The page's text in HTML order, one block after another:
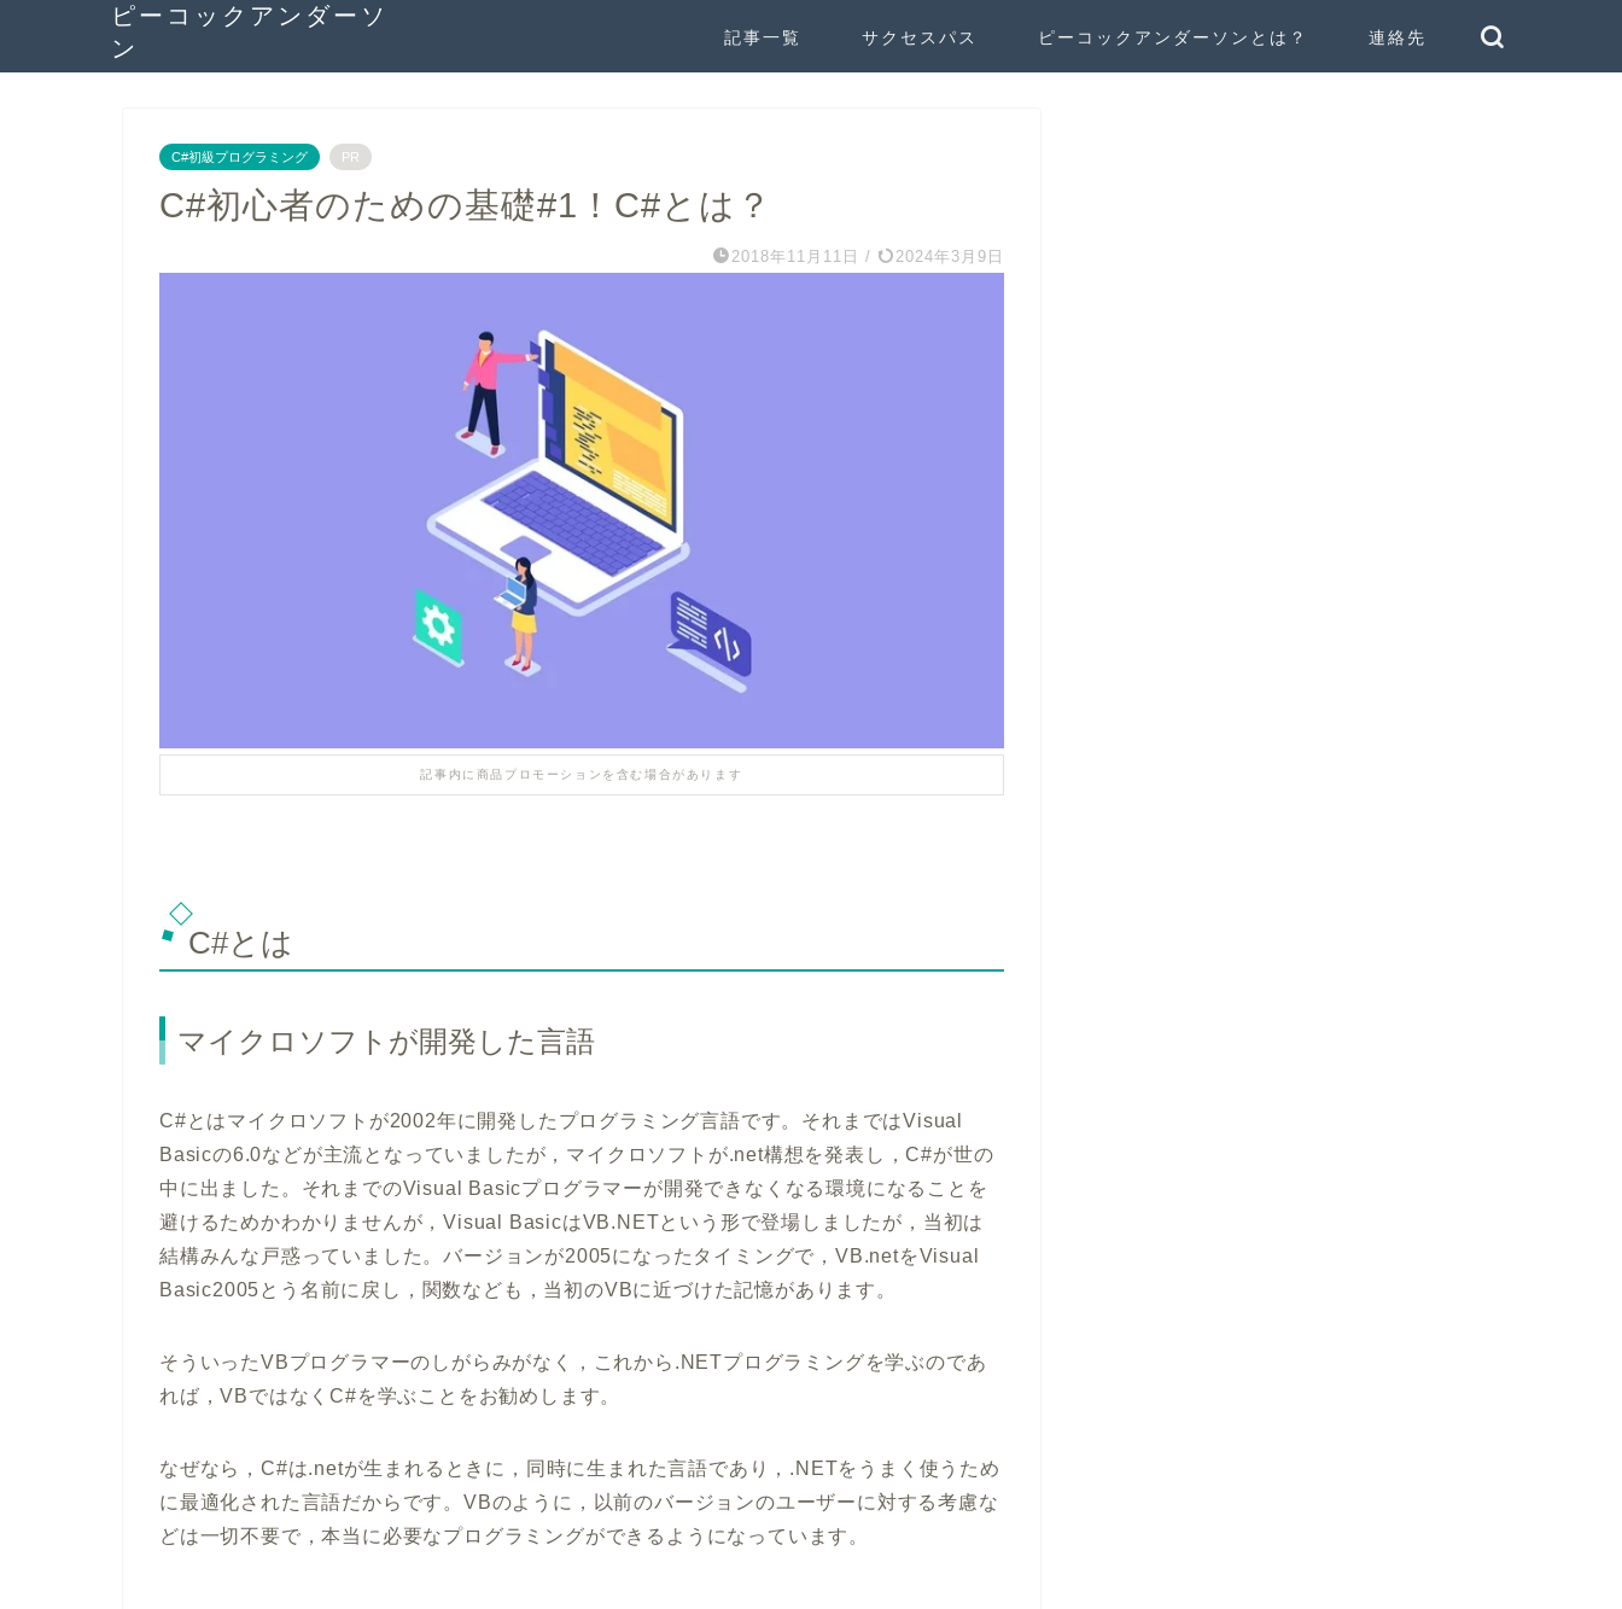
ピーコックアンダーソ
ン
記事一覧 サクセスパス ピーコックアンダーソンとは？ 連絡先
C#初級プログラミング PR
C#初心者のための基礎#1！C#とは？
2018年11月11日 / 2024年3月9日
記事内に商品プロモーションを含む場合があります
C#とは
マイクロソフトが開発した言語
C#とはマイクロソフトが2002年に開発したプログラミング言語です。それまではVisual
Basicの6.0などが主流となっていましたが，マイクロソフトが.net構想を発表し，C#が世の
中に出ました。それまでのVisual Basicプログラマーが開発できなくなる環境になることを
避けるためかわかりませんが，Visual BasicはVB.NETという形で登場しましたが，当初は
結構みんな戸惑っていました。バージョンが2005になったタイミングで，VB.netをVisual
Basic2005とう名前に戻し，関数なども，当初のVBに近づけた記憶があります。
そういったVBプログラマーのしがらみがなく，これから.NETプログラミングを学ぶのであ
れば，VBではなくC#を学ぶことをお勧めします。
なぜなら，C#は.netが生まれるときに，同時に生まれた言語であり，.NETをうまく使うため
に最適化された言語だからです。VBのように，以前のバージョンのユーザーに対する考慮な
どは一切不要で，本当に必要なプログラミングができるようになっています。